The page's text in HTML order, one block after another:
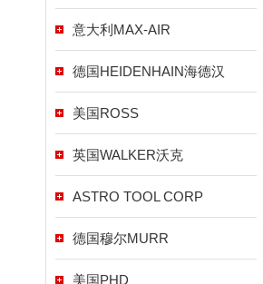
意大利MAX-AIR
德国HEIDENHAIN海德汉
美国ROSS
英国WALKER沃克
ASTRO TOOL CORP
德国穆尔MURR
美国PHD